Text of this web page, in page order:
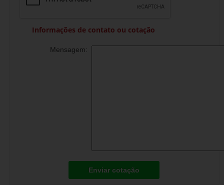
Informações de contato ou cotação
Mensagem:
Enviar cotação